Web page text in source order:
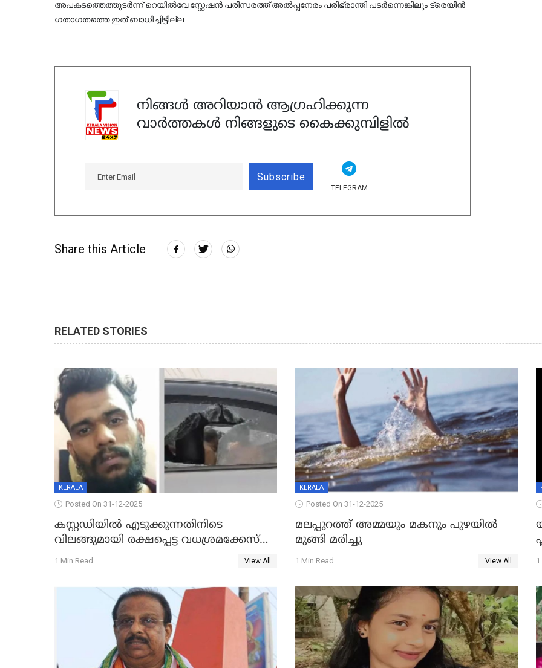
അപകടത്തെത്തുടർന്ന് റെയിൽവേ സ്റ്റേഷൻ പരിസരത്ത് അൽപ്പനേരം പരിഭ്രാന്തി പടർന്നെങ്കിലും ട്രെയിൻ
ഗതാഗതത്തെ ഇത് ബാധിച്ചിട്ടില്ല
നിങ്ങൾ അറിയാൻ ആഗ്രഹിക്കുന്ന
വാർത്തകൾ നിങ്ങളുടെ കൈക്കുമ്പിളിൽ
Subscribe
TELEGRAM
Share this Article
RELATED STORIES
KERALA
Posted On 31-12-2025
കസ്റ്റഡിയിൽ എടുക്കുന്നതിനിടെ
വിലങ്ങുമായി രക്ഷപ്പെട്ട വധശ്രമക്കേസ്
പ്രതി പിടിയിൽ
1 Min Read View All
KERALA
Posted On 31-12-2025
മലപ്പുറത്ത് അമ്മയും മകനും പുഴയിൽ
മുങ്ങി മരിച്ചു
1 Min Read View All 1